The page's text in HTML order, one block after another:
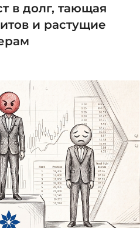
в долг, тающая
и растущие